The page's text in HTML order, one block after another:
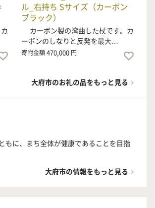
ル_右持ち Sサイズ（カーボン
ブラック）
カーボン製の湾曲した杖です。カ
ーボンのしなりと反発を最大…
寄附金額470,000 円
大府市のお礼の品をもっと見る
もに、まち全体が健康であることを目指
大府市の情報をもっと見る